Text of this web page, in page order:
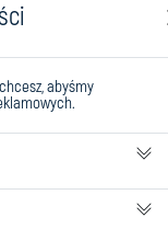
abyśmy